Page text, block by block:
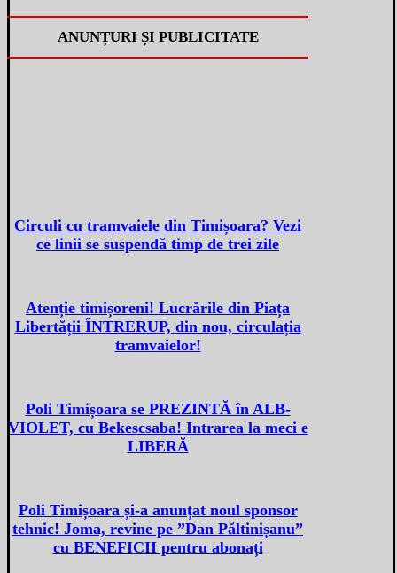
ANUNȚURI ȘI PUBLICITATE
Circuli cu tramvaiele din Timișoara? Vezi
ce linii se suspendă timp de trei zile
Atenție timișoreni! Lucrările din Piața
Libertății ÎNTRERUP, din nou, circulația
tramvaielor!
Poli Timișoara se PREZINTĂ în ALB-
VIOLET, cu Bekescsaba! Intrarea la meci e
LIBERĂ
Poli Timișoara și-a anunțat noul sponsor
tehnic! Joma, revine pe ”Dan Păltinișanu”
cu BENEFICII pentru abonați